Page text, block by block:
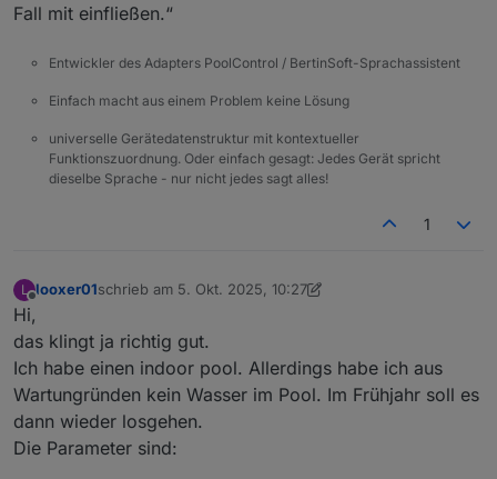
Fall mit einfließen.“
Entwickler des Adapters PoolControl / BertinSoft-Sprachassistent
Einfach macht aus einem Problem keine Lösung
universelle Gerätedatenstruktur mit kontextueller
Funktionszuordnung. Oder einfach gesagt: Jedes Gerät spricht
dieselbe Sprache - nur nicht jedes sagt alles!
1
L looxer01schrieb am 5. Okt. 2025, 10:27
zuletzt editiert von looxer0110. Mai 2025, 12:28
Hi,
das klingt ja richtig gut.
Ich habe einen indoor pool. Allerdings habe ich aus
Wartungründen kein Wasser im Pool. Im Frühjahr soll es
dann wieder losgehen.
Die Parameter sind: